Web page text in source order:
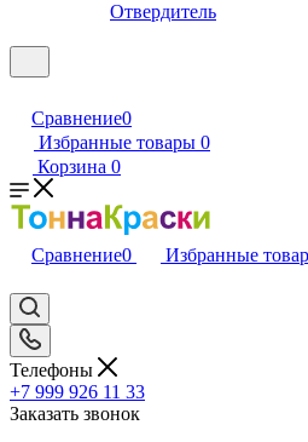
Отвердитель
Сравнение0
Избранные товары 0
Корзина 0
Сравнение0 Избранные
Телефоны
+7 999 926 11 33
Заказать звонок